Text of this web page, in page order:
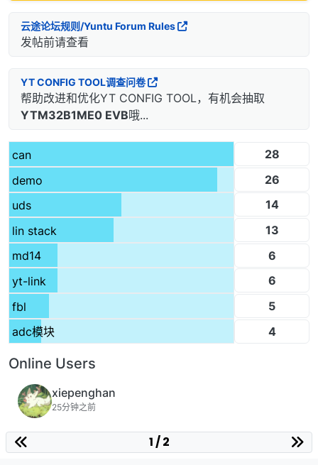
云途论坛规则/Yuntu Forum Rules
发帖前请查看
YT CONFIG TOOL调查问卷
帮助改进和优化YT CONFIG TOOL，有机会抽取
YTM32B1ME0 EVB哦...
can
28
demo
26
uds
14
lin stack
13
md14
6
yt-link
6
fbl
5
adc模块
4
Online Users
xiepenghan
25分钟之前
1 / 2